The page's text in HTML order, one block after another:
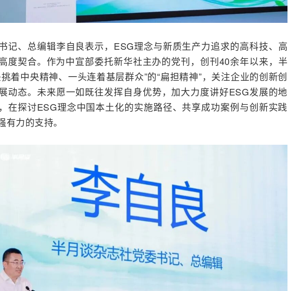
记、总编辑李自良表示，ESG理念与新质生产力追求的高科技、高
度契合。作为中宣部委托新华社主办的党刊，创刊40余年以来，半
着中央精神、一头连着基层群众”的“扁担精神”，关注企业的创新创
动态。未来愿一如既往发挥自身优势，加大力度讲好ESG发展的地
在探讨ESG理念中国本土化的实施路径、共享成功案例与创新实践
力的支持。